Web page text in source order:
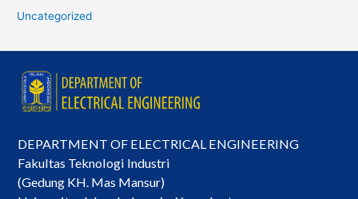
Uncategorized
DEPARTMENT OF ELECTRICAL ENGINEERING
Fakultas Teknologi Industri
(Gedung KH. Mas Mansur)